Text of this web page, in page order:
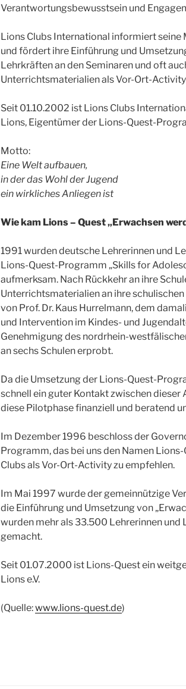
Verantwortungsbewusstsein und
Lions Clubs International informiert
und fördert ihre Einführung und
Lehrkräften an den Seminaren und oft
Unterrichtsmaterialien als Vor-Ort-
Seit 01.10.2002 ist Lions Clubs
Lions, Eigentümer der Lions-Quest-
Motto:
Eine Welt aufbauen,
in der das Wohl der Jugend
ein wirkliches Anliegen ist
Wie kam Lions – Quest „Erwachsen
1991 wurden deutsche Lehrerinnen und
Lions-Quest-Programm „Skills for
aufmerksam. Nach Rückkehr an ihre
Unterrichtsmaterialien an ihre
von Prof. Dr. Kaus Hurrelmann, dem
und Intervention im Kindes- und
Genehmigung des nordrhein-
an sechs Schulen erprobt.
Da die Umsetzung der Lions-Quest-
schnell ein guter Kontakt zwischen
diese Pilotphase finanziell und beratend
Im Dezember 1996 beschloss der
Programm, das bei uns den Namen
Clubs als Vor-Ort-Activity zu empfehlen.
Im Mai 1997 wurde der gemeinnützige
die Einführung und Umsetzung von
wurden mehr als 33.500 Lehrerinnen
gemacht.
Seit 01.07.2000 ist Lions-Quest ein
Lions e.V.
(Quelle:www.lions-quest.de)